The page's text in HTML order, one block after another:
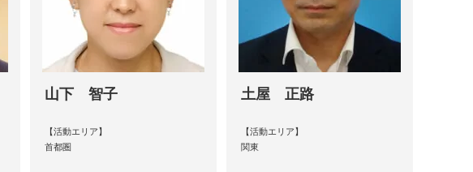
山下 智子
【活動エリア】
首都圏
土屋 正路
【活動エリア】
関東